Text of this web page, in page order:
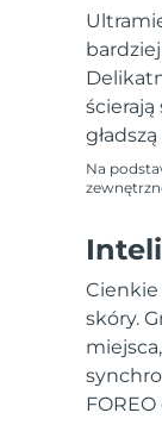
ścierają
Na
Cienkie
skóry.